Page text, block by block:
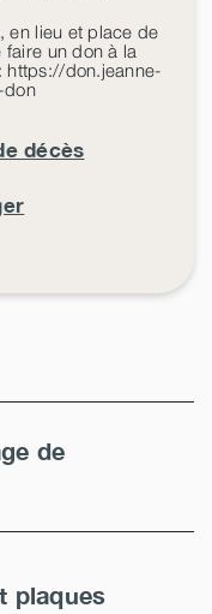
en lieu et place de
un don à la
https://don.jeanne-
don
décès
de
plaques